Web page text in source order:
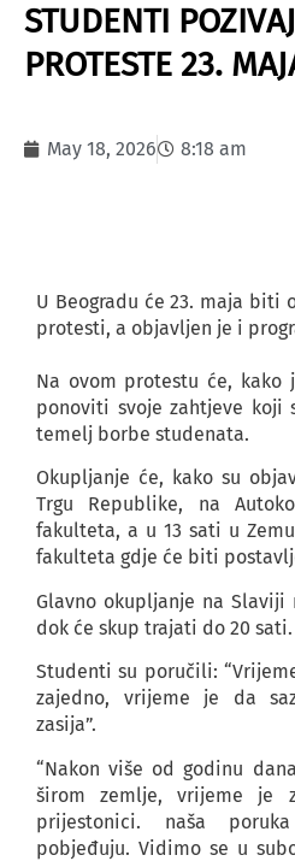
STUDENTI
PROTESTE 23.
May 18, 2026 8:18 am
U Beogradu će 23. maja biti
protesti, a objavljen je i
Na ovom protestu će, kako
ponoviti svoje zahtjeve koji
temelj borbe studenata.
Okupljanje će, kako su
Trgu Republike, na
fakulteta, a u 13 sati u
fakulteta gdje će biti
Glavno okupljanje na Slaviji
dok će skup trajati do 20 sati.
Studenti su poručili:
zajedno, vrijeme je da
zasija”.
“Nakon više od godinu
širom zemlje, vrijeme je
prijestonici. naša
pobjeđuju. Vidimo se u